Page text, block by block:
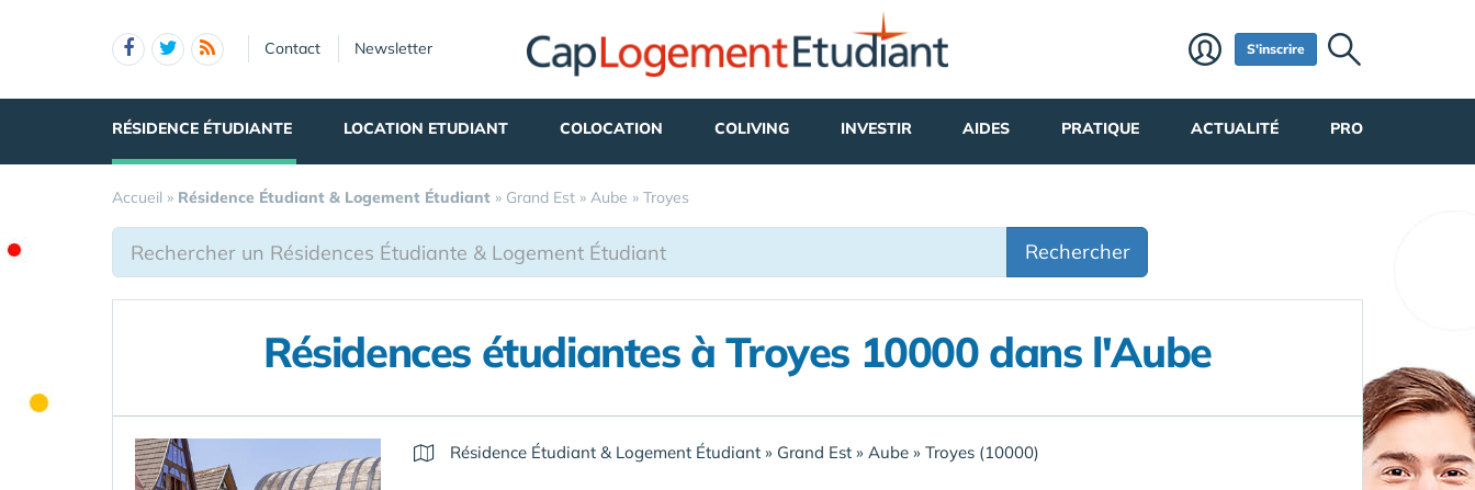
Contact Newsletter S'inscrire
RÉSIDENCE ÉTUDIANTE LOCATION ETUDIANT COLOCATION COLIVING INVESTIR AIDES PRATIQUE ACTUALITÉ PRO
Accueil » Résidence Étudiant & Logement Étudiant » Grand Est » Aube » Troyes
Rechercher
Résidences étudiantes à Troyes 10000 dans l'Aube
Résidence Étudiant & Logement Étudiant » Grand Est » Aube » Troyes (10000)